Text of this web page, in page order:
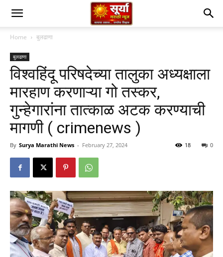
Home बुलढाणा
बुलढाणा
विश्वहिंदू परिषदेच्या तालुका अध्यक्षाला
मारहाण करणाऱ्या गो तस्कर,
गुन्हेगारांना तात्काळ अटक करण्याची
मागणी ( crimenews )
By Surya Marathi News - February 27, 2024 0
18